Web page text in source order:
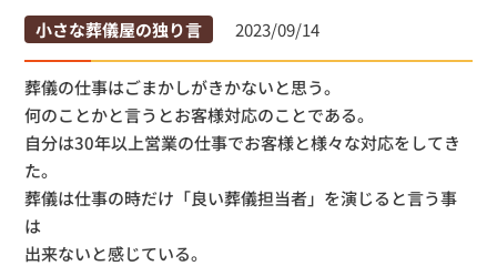
小さな葬儀屋の独り言 2023/09/14
葬儀の仕事はごまかしがきかないと思う。
何のことかと言うとお客様対応のことである。
自分は30年以上営業の仕事でお客様と様々な対応をしてき
た。
葬儀は仕事の時だけ「良い葬儀担当者」を演じると言う事
は
出来ないと感じている。